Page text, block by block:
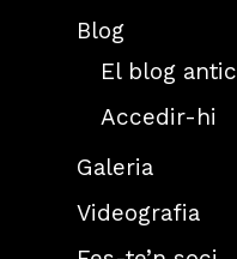
Blog
El blog antic
Accedir-hi
Galeria
Videografia